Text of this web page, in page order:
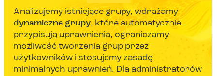
Analizujemy istniejące grupy, wdrażamy
dynamiczne grupy, które automatycznie
przypisują uprawnienia, ograniczamy
możliwość tworzenia grup przez
użytkowników i stosujemy zasadę
minimalnych uprawnień. Dla administratorów